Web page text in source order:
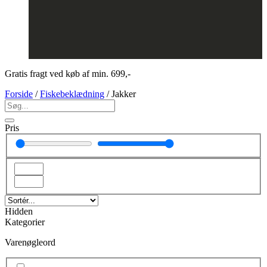
Gratis fragt ved køb af min. 699,-
Forside /Fiskebeklædning / Jakker
Pris
Hidden
Kategorier
Varenøgleord